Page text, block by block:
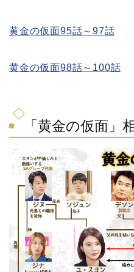
黄金の仮面95話～97話
黄金の仮面98話～100話
「黄金の仮面」